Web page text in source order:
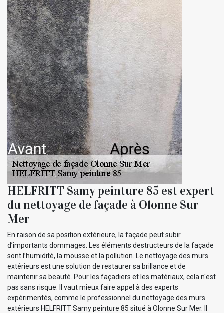
HELFRITT Samy peinture 85 est expert
du nettoyage de façade à Olonne Sur
Mer
En raison de sa position extérieure, la façade peut subir
d’importants dommages. Les éléments destructeurs de la façade
sont l’humidité, la mousse et la pollution. Le nettoyage des murs
extérieurs est une solution de restaurer sa brillance et de
maintenir sa beauté. Pour les façadiers et les matériaux, cela n'est
pas sans risque. Il vaut mieux faire appel à des experts
expérimentés, comme le professionnel du nettoyage des murs
extérieurs HELFRITT Samy peinture 85 situé à Olonne Sur Mer. Il